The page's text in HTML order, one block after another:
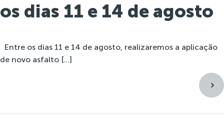
os dias 11 e 14 de agosto
Entre os dias 11 e 14 de agosto, realizaremos a aplicação
de novo asfalto […]